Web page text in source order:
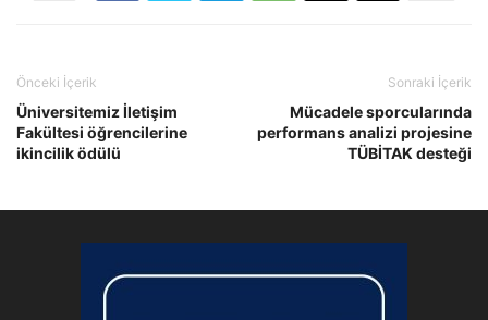
Önceki İçerik
Üniversitemiz İletişim
Fakültesi öğrencilerine
ikincilik ödülü
Sonraki İçerik
Mücadele sporcularında
performans analizi projesine
TÜBİTAK desteği